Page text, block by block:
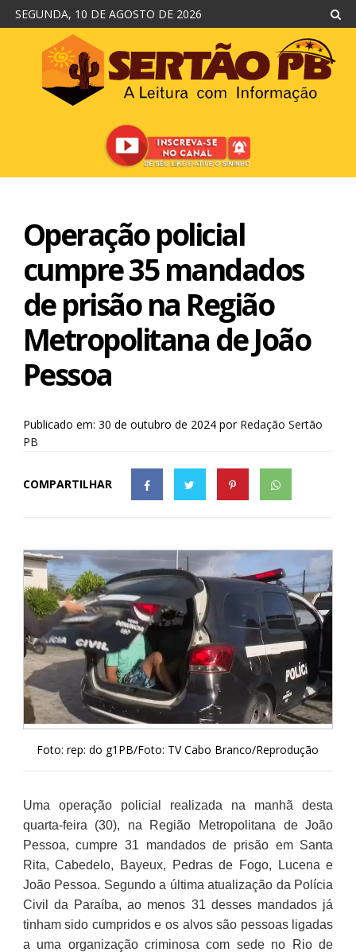
SEGUNDA, 10 DE AGOSTO DE 2026
Operação policial
cumpre 35 mandados
de prisão na Região
Metropolitana de João
Pessoa
Publicado em: 30 de outubro de 2024 por Redação Sertão
PB
COMPARTILHAR
Foto: rep: do g1PB/Foto: TV Cabo Branco/Reprodução
Uma operação policial realizada na manhã desta
quarta-feira (30), na Região Metropolitana de João
Pessoa, cumpre 31 mandados de prisão em Santa
Rita, Cabedelo, Bayeux, Pedras de Fogo, Lucena e
João Pessoa. Segundo a última atualização da Polícia
Civil da Paraíba, ao menos 31 desses mandados já
tinham sido cumpridos e os alvos são pessoas ligadas
a uma organização criminosa com sede no Rio de